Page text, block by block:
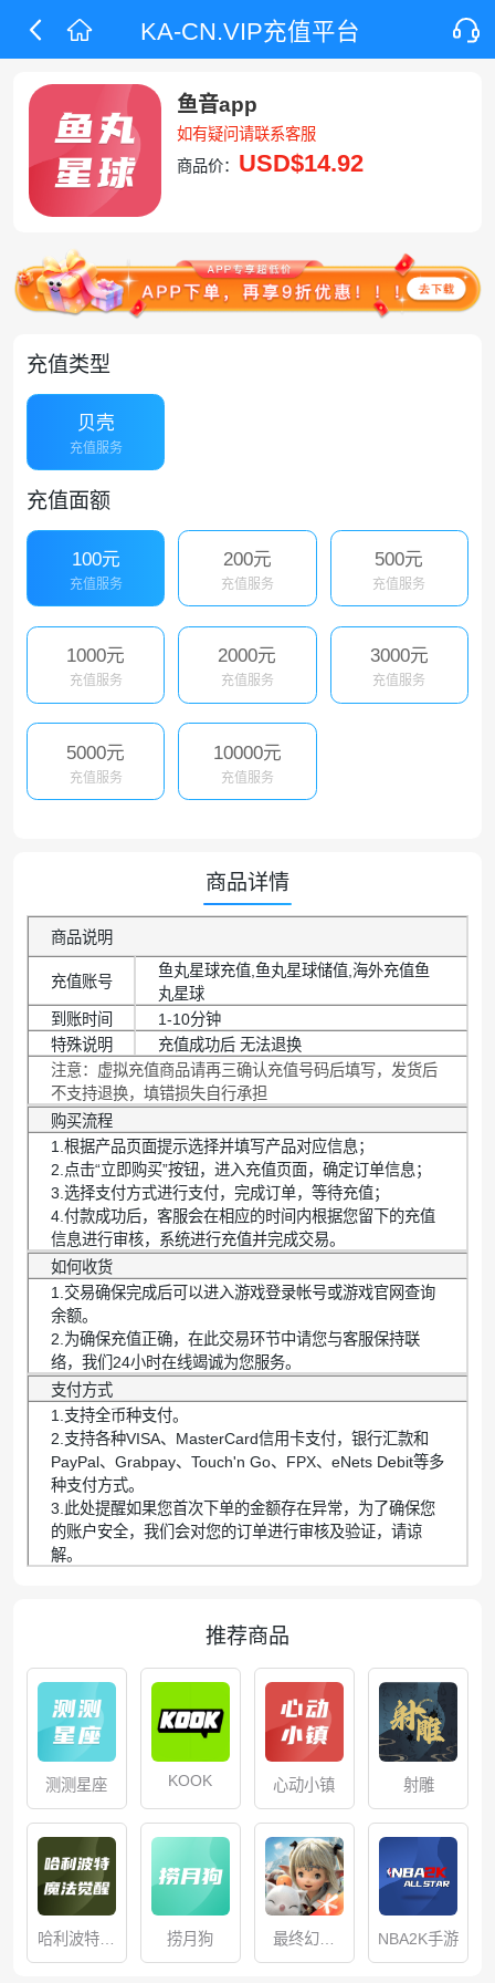
KA-CN.VIP充值平台
鱼音app
如有疑问请联系客服
商品价： USD$14.92
充值类型
贝壳
充值服务
充值面额
100元
充值服务
200元
充值服务
500元
充值服务
1000元
充值服务
2000元
充值服务
3000元
充值服务
5000元
充值服务
10000元
充值服务
商品详情
商品说明
充值账号
鱼丸星球充值,鱼丸星球储值,海外充值鱼
丸星球
到账时间
1-10分钟
特殊说明
充值成功后 无法退换
注意：虚拟充值商品请再三确认充值号码后填写，发货后
不支持退换，填错损失自行承担
购买流程
1.根据产品页面提示选择并填写产品对应信息；
2.点击“立即购买”按钮，进入充值页面，确定订单信息；
3.选择支付方式进行支付，完成订单，等待充值；
4.付款成功后，客服会在相应的时间内根据您留下的充值
信息进行审核，系统进行充值并完成交易。
如何收货
1.交易确保完成后可以进入游戏登录帐号或游戏官网查询
余额。
2.为确保充值正确，在此交易环节中请您与客服保持联
络，我们24小时在线竭诚为您服务。
支付方式
1.支持全币种支付。
2.支持各种VISA、MasterCard信用卡支付，银行汇款和
PayPal、Grabpay、Touch'n Go、FPX、eNets Debit等多
种支付方式。
3.此处提醒如果您首次下单的金额存在异常，为了确保您
的账户安全，我们会对您的订单进行审核及验证，请谅
解。
推荐商品
测测星座 KOOK 心动小镇 射雕
哈利波特魔
法觉醒
捞月狗
最终幻想
14：水晶世
NBA2K手游